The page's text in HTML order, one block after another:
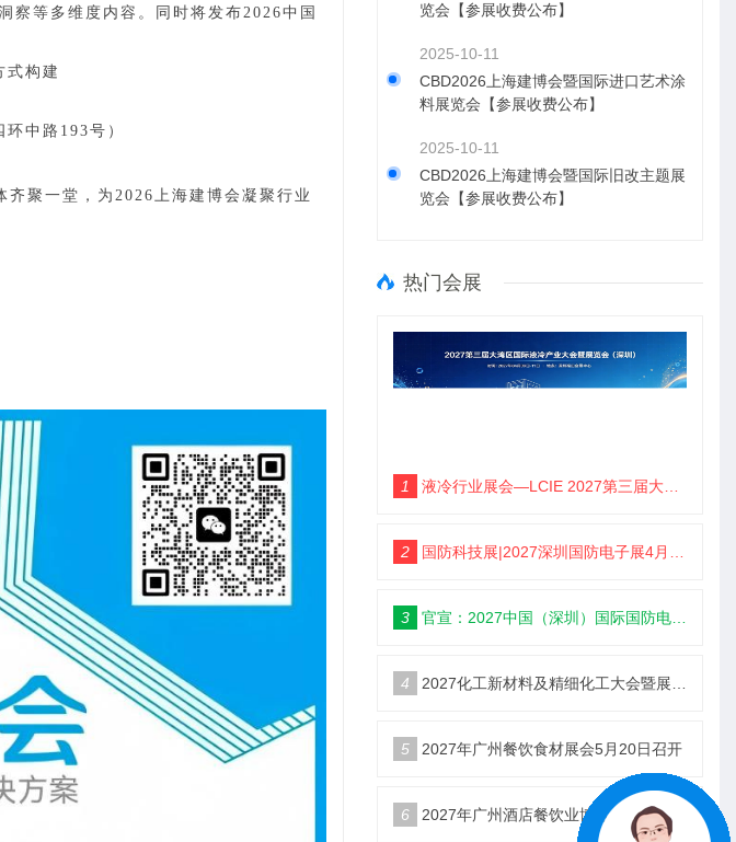
察等多维度内容。同时将发布2026中国
构建
环中路193号）
聚一堂，为2026上海建博会凝聚行业
览会【参展收费公布】
2025-10-11
CBD2026上海建博会暨国际进口艺术涂
料展览会【参展收费公布】
2025-10-11
CBD2026上海建博会暨国际旧改主题展
览会【参展收费公布】
热门会展
1 液冷行业展会—LCIE 2027第三届大湾区国际液冷产业大会暨展览会（深圳）
2 国防科技展|2027深圳国防电子展4月9日启幕
3 官宣：2027中国（深圳）国际国防电子博览会
4 2027化工新材料及精细化工大会暨展览会定档苏州
5 2027年广州餐饮食材展会5月20日召开
6 2027年广州酒店餐饮业博览会|广州餐博会